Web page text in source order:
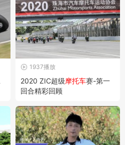
1937播放
2020 ZIC超级摩托车赛-第一
回合精彩回顾